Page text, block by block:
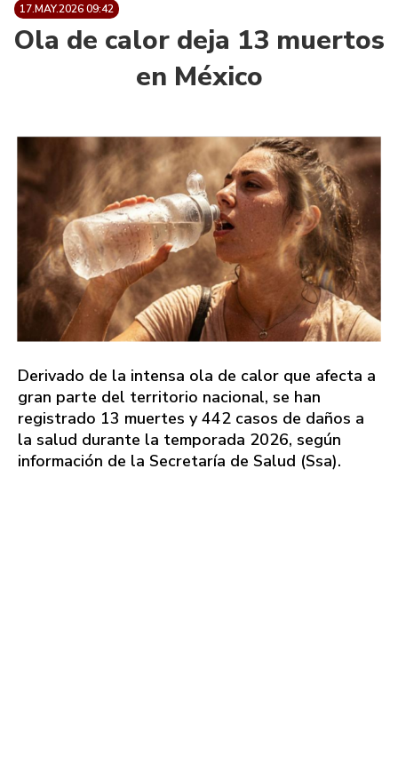
17.MAY.2026 09:42
Ola de calor deja 13 muertos
en México
Derivado de la intensa ola de calor que afecta a
gran parte del territorio nacional, se han
registrado 13 muertes y 442 casos de daños a
la salud durante la temporada 2026, según
información de la Secretaría de Salud (Ssa).